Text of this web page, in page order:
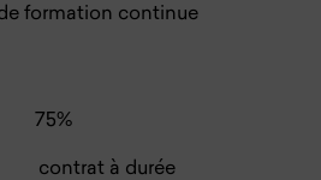
formation continue
: 75%
contrat à durée